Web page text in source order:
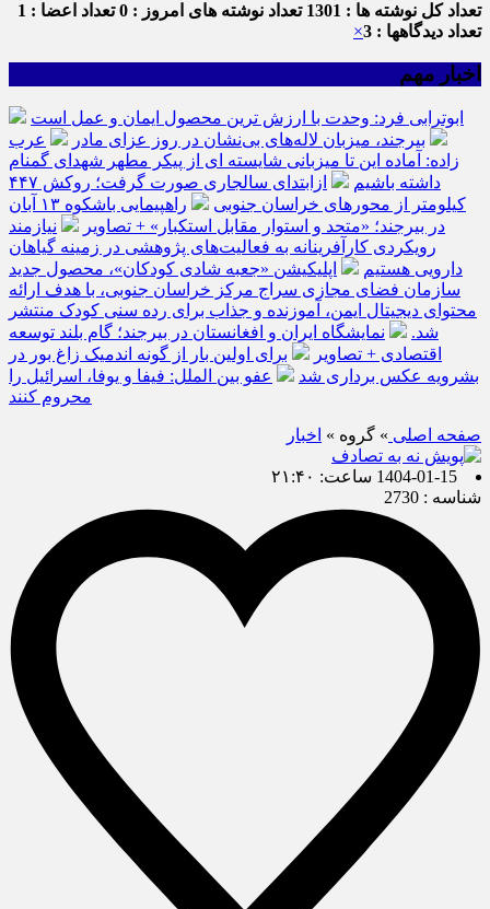
تعداد کل نوشته ها : 1301
تعداد نوشته های امروز : 0
تعداد اعضا : 1
تعداد دیدگاهها : 3
×
اخبار مهم
ابوترابی فرد: وحدت با ارزش ترین محصول ایمان و عمل است
بیرجند، میزبان لاله‌های بی‌نشان در روز عزای مادر
عرب
زاده: آماده این تا میزبانی شایسته ای از پیکر مطهر شهدای گمنام
داشته باشیم
ازابتدای سالجاری صورت گرفت؛ روکش ۴۴۷
کیلومتر از محورهای خراسان جنوبی
راهپیمایی باشکوه ۱۳ آبان
در بیرجند؛ «متحد و استوار مقابل استکبار» + تصاویر
نیازمند
رویکردی کارآفرینانه به فعالیت‌های پژوهشی در زمینه گیاهان
دارویی هستیم
اپلیکیشن «جعبه شادی کودکان»، محصول جدید
سازمان فضای مجازی سراج مرکز خراسان جنوبی، با هدف ارائه
محتوای دیجیتال ایمن، آموزنده و جذاب برای رده سنی کودک منتشر
شد.
نمایشگاه ایران و افغانستان در بیرجند؛ گام بلند توسعه
اقتصادی + تصاویر
برای اولین بار از گونه اندمیک زاغ بور در
بشرویه عکس برداری شد
عفو بین الملل: فیفا و یوفا، اسرائیل را
محروم کنند
صفحه اصلی » گروه » اخبار
1404-01-15 ساعت: ۲۱:۴۰
شناسه : 2730